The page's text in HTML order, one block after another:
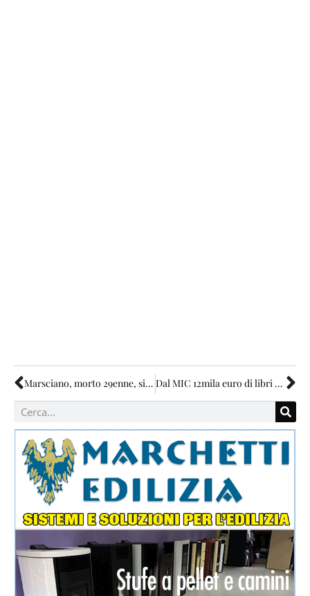
Marsciano, morto 29enne, si sospetta per droga Dal MIC 12mila euro di libri per la biblioteca comunale di Marsciano